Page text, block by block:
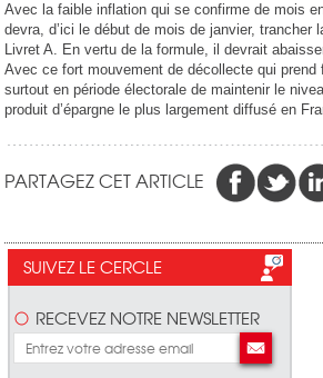
Avec la faible inflation qui se confirme de mois
devra, d’ici le début de mois de janvier, trancher
Livret A. En vertu de la formule, il devrait
Avec ce fort mouvement de décollecte qui prend
surtout en période électorale de maintenir le
produit d’épargne le plus largement diffusé en
PARTAGEZ CET ARTICLE
SUIVEZ LE CERCLE
RECEVEZ NOTRE NEWSLETTER